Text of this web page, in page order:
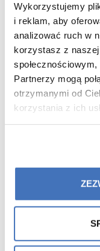
Wykorzystujemy
i reklam, aby
analizować ruch w
korzystasz z
Partnerzy mogą
otrzymanymi od
korzystania z ich
49
10.90